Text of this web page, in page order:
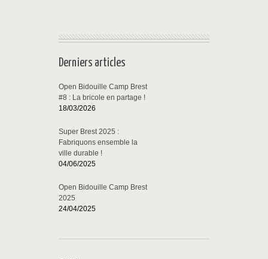
Derniers articles
Open Bidouille Camp Brest
#8 : La bricole en partage !
18/03/2026
Super Brest 2025 :
Fabriquons ensemble la
ville durable !
04/06/2025
Open Bidouille Camp Brest
2025
24/04/2025